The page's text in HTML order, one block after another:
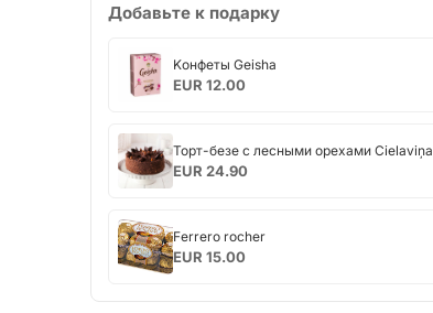
Добавьте к подарку
Kонфеты
Geisha
Kонфеты Geisha
EUR 12.00
Торт-
безе
с
орехами
Cielaviņa
Торт-безе с лесными орехами Cielaviņa
EUR 24.90
Ferrero
rocher
Ferrero rocher
EUR 15.00